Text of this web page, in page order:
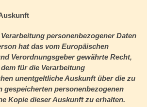
personenbezogener Daten
hat das vom Europäischen
Verordnungsgeber gewährte Recht,
für die Verarbeitung
unentgeltliche Auskunft über die zu
gespeicherten personenbezogenen
Kopie dieser Auskunft zu erhalten.